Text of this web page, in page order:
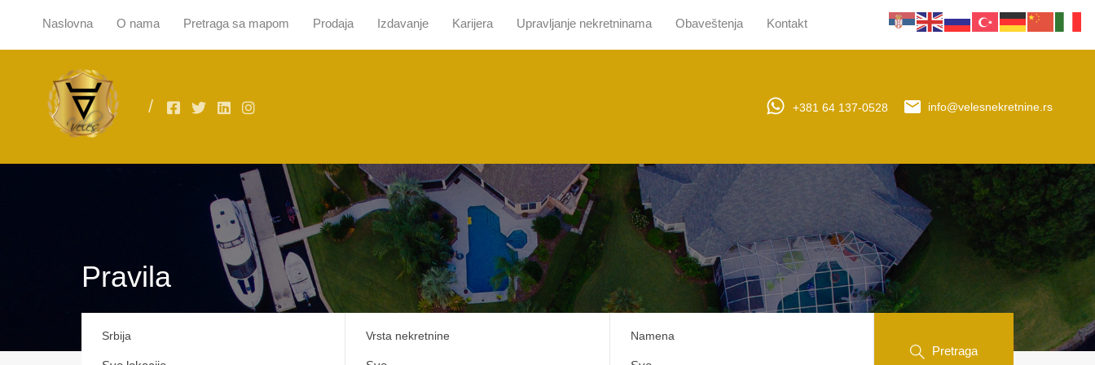
Naslovna O nama Pretraga sa mapom Prodaja Izdavanje Karijera Upravljanje nekretninama Obaveštenja Kontakt
Naslovna O nama Pretraga sa mapom Prodaja Izdavanje Karijera Upravljanje nekretninama Obaveštenja Kontakt
+381 64 137-0528 info@velesnekretnine.rs
Pravila
Srbija Vrsta nekretnine Namena
Pretraga